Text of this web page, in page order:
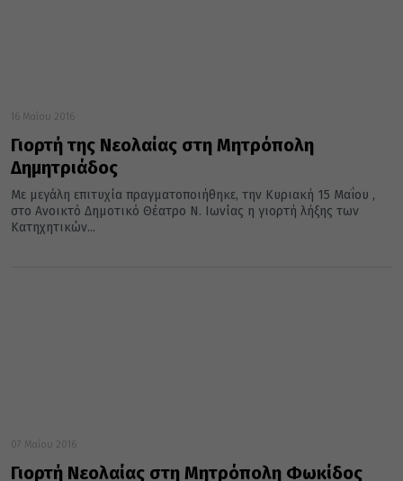
16 Μαΐου 2016
Γιορτή της Νεολαίας στη Μητρόπολη
Δημητριάδος
Με μεγάλη επιτυχία πραγματοποιήθηκε, την Κυριακή 15 Μαΐου ,
στο Ανοικτό Δημοτικό Θέατρο Ν. Ιωνίας η γιορτή λήξης των
Κατηχητικών...
07 Μαΐου 2016
Γιορτή Νεολαίας στη Μητρόπολη Φωκίδος